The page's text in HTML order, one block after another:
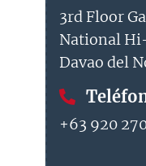
3rd Floor
National
Davao del
+63 920